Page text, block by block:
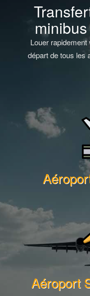
Louer
départ de tous les
Aéroport